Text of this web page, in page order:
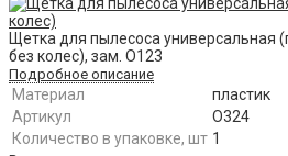
Щетка для пылесоса универсальная
без колес), зам. О123
Подробное описание
Материал
пластик
Артикул
O324
Количество в упаковке, шт 1